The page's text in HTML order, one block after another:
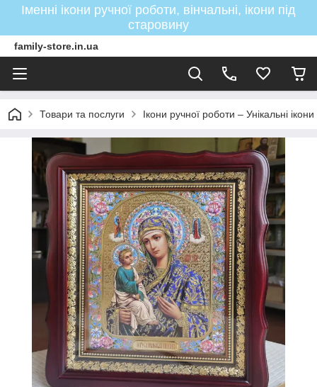
Іменні ікони ручної роботи, вінчальні, ікони під
старовину
family-store.in.ua
Товари та послуги Ікони ручної роботи – Унікальні